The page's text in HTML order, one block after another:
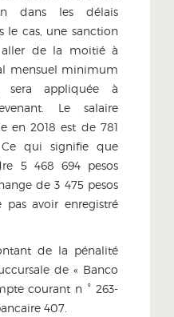
dans les délais
le cas, une sanction
aller de la moitié à
mensuel minimum
sera appliquée à
Le salaire
en 2018 est de 781
qui signifie que
5 468 694 pesos
de 3 475 pesos
avoir enregistré
de la pénalité
de « Banco
courant n ° 263-
407.